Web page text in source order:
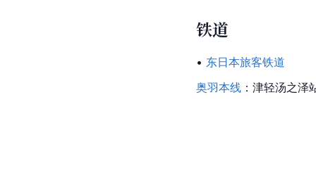
铁道
• 东日本旅客铁道
奥羽本线 ：津轻汤之泽